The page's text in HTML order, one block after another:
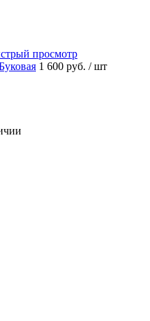
просмотр
1 600 руб. / шт